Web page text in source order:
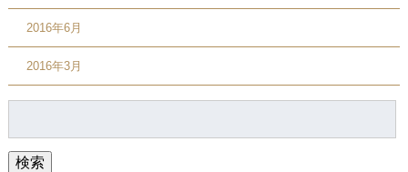
2016年6月
2016年3月
検索